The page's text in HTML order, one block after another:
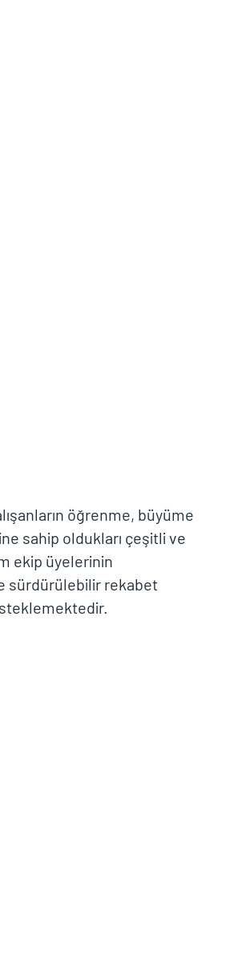
öğrenme, büyüme
sahip oldukları çeşitli ve
ekip üyelerinin
sürdürülebilir rekabet